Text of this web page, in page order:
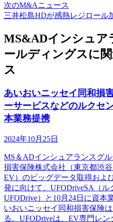
次のM&Aニュース
三井松島HDが感熱レジロール
MS&ADインシュア
ールディングスに
ス
あいおいニッセイ同和損
ーサービスなどのルクセ
本業務提携
2024年10月25日
MS＆ADインシュアランスグ
損害保険株式会社（東京都渋
EV）のビッグデータ取得およ
発に向けて、UFODriveSA（ル
UFODrive）と10月24日に資本
いおいニッセイ同和損害保険
る。UFODriveは、EV専門レ